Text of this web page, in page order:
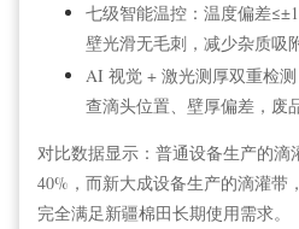
七级智能温控：温度偏差
壁光滑无毛刺，减少杂质吸
AI 视觉 + 激光测厚双重检
查滴头位置、壁厚偏差，废
对比数据显示：普通设备生产的滴
40%，而新大成设备生产的滴灌带
完全满足新疆棉田长期使用需求。